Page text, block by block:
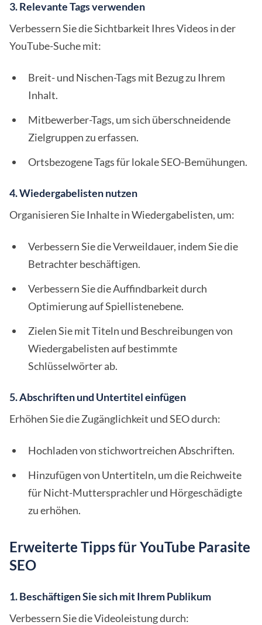
3. Relevante Tags verwenden
Verbessern Sie die Sichtbarkeit Ihres Videos in der
YouTube-Suche mit:
Breit- und Nischen-Tags mit Bezug zu Ihrem
Inhalt.
Mitbewerber-Tags, um sich überschneidende
Zielgruppen zu erfassen.
Ortsbezogene Tags für lokale SEO-Bemühungen.
4. Wiedergabelisten nutzen
Organisieren Sie Inhalte in Wiedergabelisten, um:
Verbessern Sie die Verweildauer, indem Sie die
Betrachter beschäftigen.
Verbessern Sie die Auffindbarkeit durch
Optimierung auf Spiellistenebene.
Zielen Sie mit Titeln und Beschreibungen von
Wiedergabelisten auf bestimmte
Schlüsselwörter ab.
5. Abschriften und Untertitel einfügen
Erhöhen Sie die Zugänglichkeit und SEO durch:
Hochladen von stichwortreichen Abschriften.
Hinzufügen von Untertiteln, um die Reichweite
für Nicht-Muttersprachler und Hörgeschädigte
zu erhöhen.
Erweiterte Tipps für YouTube Parasite
SEO
1. Beschäftigen Sie sich mit Ihrem Publikum
Verbessern Sie die Videoleistung durch: